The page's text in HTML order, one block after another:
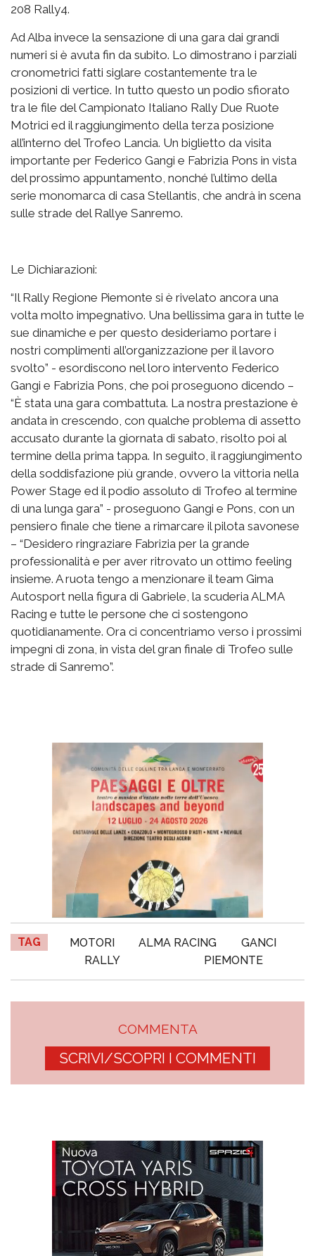
208 Rally4.
Ad Alba invece la sensazione di una gara dai grandi
numeri si è avuta fin da subito. Lo dimostrano i parziali
cronometrici fatti siglare costantemente tra le
posizioni di vertice. In tutto questo un podio sfiorato
tra le file del Campionato Italiano Rally Due Ruote
Motrici ed il raggiungimento della terza posizione
all’interno del Trofeo Lancia. Un biglietto da visita
importante per Federico Gangi e Fabrizia Pons in vista
del prossimo appuntamento, nonché l’ultimo della
serie monomarca di casa Stellantis, che andrà in scena
sulle strade del Rallye Sanremo.
Le Dichiarazioni:
“Il Rally Regione Piemonte si è rivelato ancora una
volta molto impegnativo. Una bellissima gara in tutte le
sue dinamiche e per questo desideriamo portare i
nostri complimenti all’organizzazione per il lavoro
svolto” - esordiscono nel loro intervento Federico
Gangi e Fabrizia Pons, che poi proseguono dicendo –
“È stata una gara combattuta. La nostra prestazione è
andata in crescendo, con qualche problema di assetto
accusato durante la giornata di sabato, risolto poi al
termine della prima tappa. In seguito, il raggiungimento
della soddisfazione più grande, ovvero la vittoria nella
Power Stage ed il podio assoluto di Trofeo al termine
di una lunga gara” - proseguono Gangi e Pons, con un
pensiero finale che tiene a rimarcare il pilota savonese
– “Desidero ringraziare Fabrizia per la grande
professionalità e per aver ritrovato un ottimo feeling
insieme. A ruota tengo a menzionare il team Gima
Autosport nella figura di Gabriele, la scuderia ALMA
Racing e tutte le persone che ci sostengono
quotidianamente. Ora ci concentriamo verso i prossimi
impegni di zona, in vista del gran finale di Trofeo sulle
strade di Sanremo”.
TAG MOTORI ALMA RACING
GANCI
RALLY
PIEMONTE
COMMENTA
SCRIVI/SCOPRI I COMMENTI